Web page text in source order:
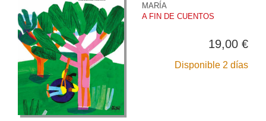
MARÍA
A FIN DE CUENTOS
19,00 €
Disponible 2 días